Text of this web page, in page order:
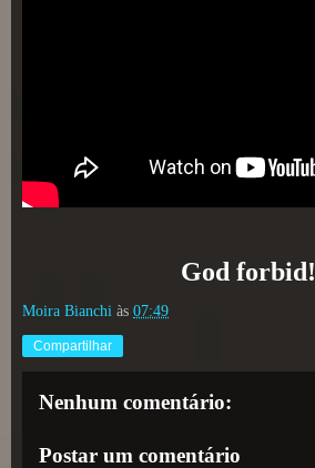
God forbid!
Moira Bianchi às 07:49
Compartilhar
Nenhum comentário:
Postar um comentário